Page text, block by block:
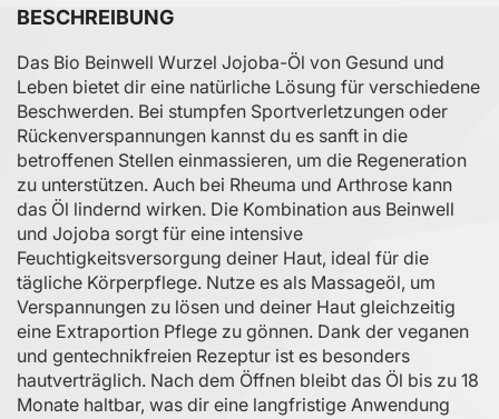
BESCHREIBUNG
Das Bio Beinwell Wurzel Jojoba-Öl von Gesund und
Leben bietet dir eine natürliche Lösung für verschiedene
Beschwerden. Bei stumpfen Sportverletzungen oder
Rückenverspannungen kannst du es sanft in die
betroffenen Stellen einmassieren, um die Regeneration
zu unterstützen. Auch bei Rheuma und Arthrose kann
das Öl lindernd wirken. Die Kombination aus Beinwell
und Jojoba sorgt für eine intensive
Feuchtigkeitsversorgung deiner Haut, ideal für die
tägliche Körperpflege. Nutze es als Massageöl, um
Verspannungen zu lösen und deiner Haut gleichzeitig
eine Extraportion Pflege zu gönnen. Dank der veganen
und gentechnikfreien Rezeptur ist es besonders
hautverträglich. Nach dem Öffnen bleibt das Öl bis zu 18
Monate haltbar, was dir eine langfristige Anwendung